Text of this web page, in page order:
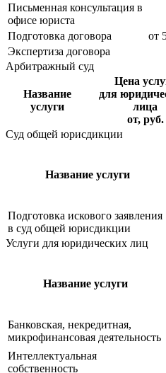
Письменная консультация в
офисе юриста
Подготовка договора
от
Экспертиза договора
Арбитражный суд
Название
услуги
Цена
для
лица
от, руб.
Суд общей юрисдикции
Название услуги
Подготовка искового заявления
в суд общей юрисдикции
Услуги для юридических лиц
Название услуги
Банковская, некредитная,
микрофинансовая деятельность
Интеллектуальная
собственность